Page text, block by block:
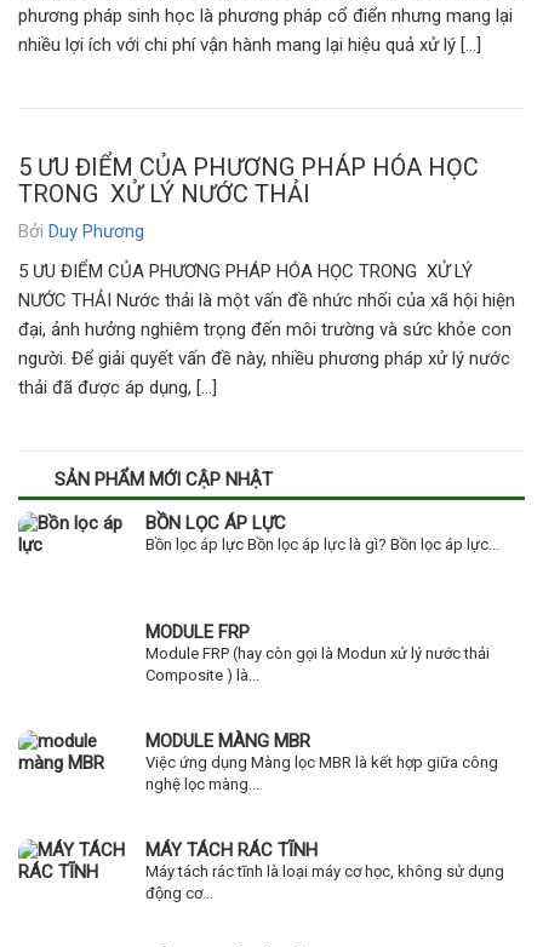
phương pháp sinh học là phương pháp cổ điển nhưng mang lại
nhiều lợi ích với chi phí vận hành mang lại hiệu quả xử lý […]
5 ƯU ĐIỂM CỦA PHƯƠNG PHÁP HÓA HỌC
TRONG XỬ LÝ NƯỚC THẢI
Bởi Duy Phương
5 ƯU ĐIỂM CỦA PHƯƠNG PHÁP HÓA HỌC TRONG XỬ LÝ
NƯỚC THẢI Nước thải là một vấn đề nhức nhối của xã hội hiện
đại, ảnh hưởng nghiêm trọng đến môi trường và sức khỏe con
người. Để giải quyết vấn đề này, nhiều phương pháp xử lý nước
thải đã được áp dụng, […]
SẢN PHẨM MỚI CẬP NHẬT
BỒN LỌC ÁP LỰC
Bồn lọc áp lực Bồn lọc áp lực là gì? Bồn lọc áp lực...
MODULE FRP
Module FRP (hay còn gọi là Modun xử lý nước thải
Composite ) là...
MODULE MÀNG MBR
Việc ứng dụng Màng lọc MBR là kết hợp giữa công
nghệ lọc màng...
MÁY TÁCH RÁC TĨNH
Máy tách rác tĩnh là loại máy cơ học, không sử dụng
động cơ...